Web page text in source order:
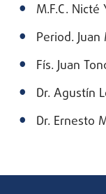
M.F.C.
Period.
Fís. Juan
Dr. Agustín
Dr. Ernesto